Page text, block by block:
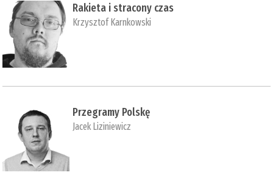
Rakieta i stracony czas
Krzysztof Karnkowski
Przegramy Polskę
Jacek Liziniewicz